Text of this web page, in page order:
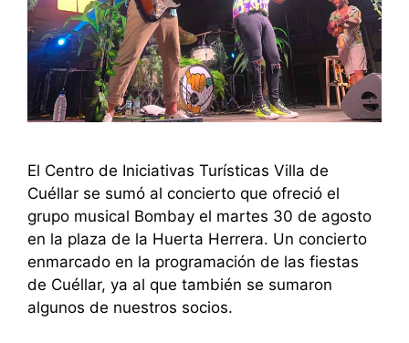
El Centro de Iniciativas Turísticas Villa de
Cuéllar se sumó al concierto que ofreció el
grupo musical Bombay el martes 30 de agosto
en la plaza de la Huerta Herrera. Un concierto
enmarcado en la programación de las fiestas
de Cuéllar, ya al que también se sumaron
algunos de nuestros socios.